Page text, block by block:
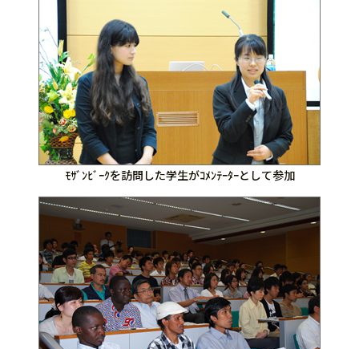
ﾓｻﾞﾝﾋﾞｰｸを訪問した学生がｺﾒﾝﾃｰﾀｰとして参加